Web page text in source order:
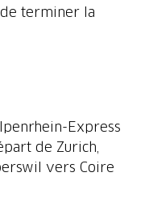
terminer la
Express
de Zurich,
vers Coire